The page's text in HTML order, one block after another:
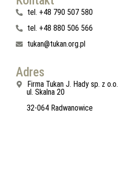
tel. +48 790 507 580
tel. +48 880 506 566
tukan@tukan.org.pl
Adres
Firma Tukan J. Hady sp. z o.o.
ul. Skalna 20
32-064 Radwanowice